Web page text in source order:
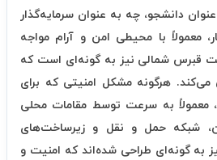
دانشجو، چه به عنوان سرمایه‌گذار
معمولاً با محیطی امن و آرام مواجه
قبرس شمالی نیز به گونه‌ای است که
می‌کند. هرگونه مشکل امنیتی که برای
معمولاً به سرعت توسط مقامات محلی
شبکه حمل و نقل و زیرساخت‌های
به گونه‌ای طراحی شده‌اند که امنیت و